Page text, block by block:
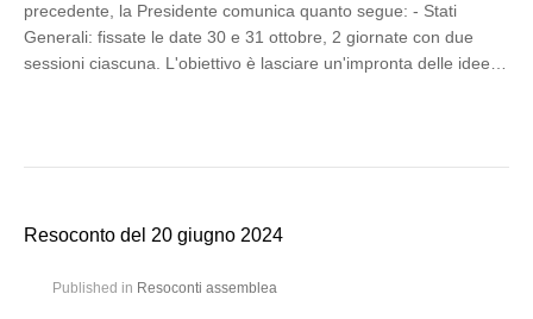
precedente, la Presidente comunica quanto segue: - Stati
Generali: fissate le date 30 e 31 ottobre, 2 giornate con due
sessioni ciascuna. L'obiettivo è lasciare un'impronta delle idee…
Resoconto del 20 giugno 2024
Published in Resoconti assemblea